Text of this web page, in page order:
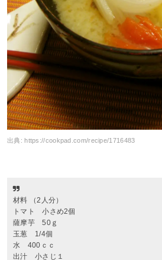
出典:https://cookpad.com/recipe/1716483
材料 （2人分）
トマト 小さめ2個
薩摩芋 50ｇ
玉葱 1/4個
水 400ｃｃ
出汁 小さじ１